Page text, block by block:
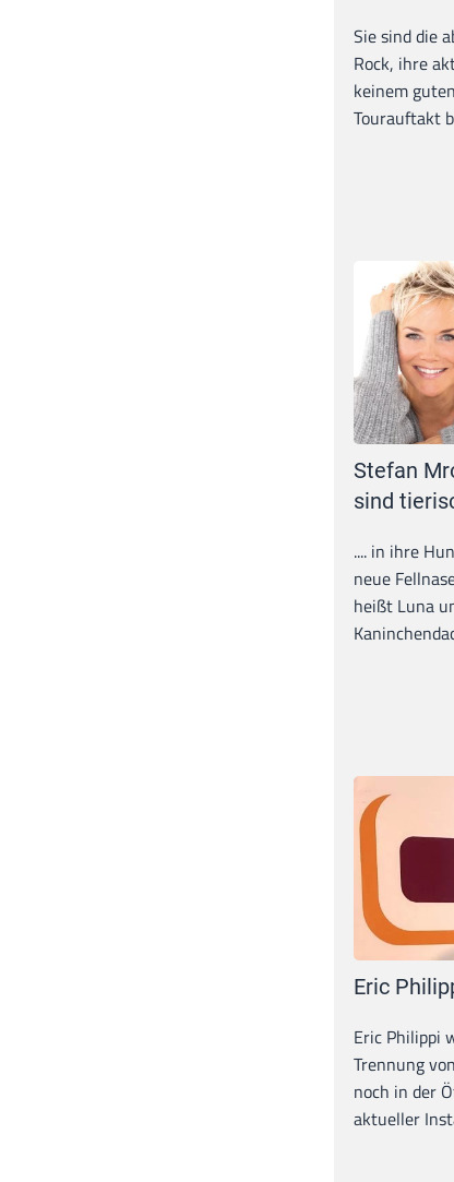
Sie sind die
Rock, ihre
keinem
Tourauftakt
Stefan
sind
.... in ihre
neue
heißt Luna
Eric
Eric Philippi
Trennung
noch in der
aktueller